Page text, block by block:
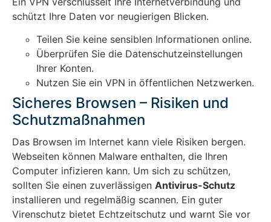
schützt Ihre Daten vor neugierigen Blicken.
Teilen Sie keine sensiblen Informationen online.
Überprüfen Sie die Datenschutzeinstellungen
Ihrer Konten.
Nutzen Sie ein VPN in öffentlichen Netzwerken.
Sicheres Browsen – Risiken und
Schutzmaßnahmen
Das Browsen im Internet kann viele Risiken bergen.
Webseiten können Malware enthalten, die Ihren
Computer infizieren kann. Um sich zu schützen,
sollten Sie einen zuverlässigen Antivirus-Schutz
installieren und regelmäßig scannen. Ein guter
Virenschutz bietet Echtzeitschutz und warnt Sie vor